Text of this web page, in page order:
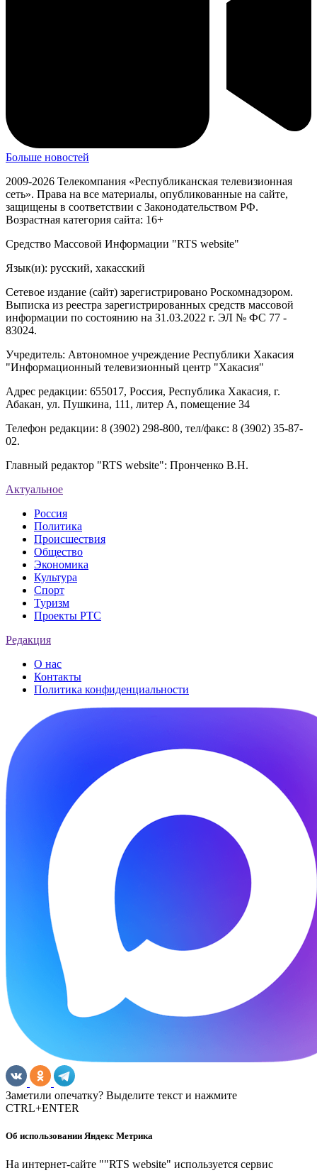
Больше новостей
2009-2026 Телекомпания «Республиканская телевизионная
сеть». Права на все материалы, опубликованные на сайте,
защищены в соответствии с Законодательством РФ.
Возрастная категория сайта: 16+
Средство Массовой Информации "RTS website"
Язык(и): русский, хакасский
Сетевое издание (сайт) зарегистрировано Роскомнадзором.
Выписка из реестра зарегистрированных средств массовой
информации по состоянию на 31.03.2022 г. ЭЛ № ФС 77 -
83024.
Учредитель: Автономное учреждение Республики Хакасия
"Информационный телевизионный центр "Хакасия"
Адрес редакции: 655017, Россия, Республика Хакасия, г.
Абакан, ул. Пушкина, 111, литер А, помещение 34
Телефон редакции: 8 (3902) 298-800, тел/факс: 8 (3902) 35-87-
02.
Главный редактор "RTS website": Пронченко В.Н.
Актуальное
Россия
Политика
Происшествия
Общество
Экономика
Культура
Спорт
Туризм
Проекты РТС
Редакция
О нас
Контакты
Политика конфиденциальности
Заметили опечатку? Выделите текст и нажмите
CTRL+ENTER
Об использовании Яндекс Метрика
На интернет-сайте ""RTS website" используется сервис